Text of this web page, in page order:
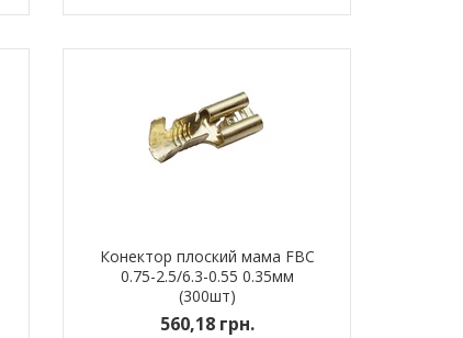
Конектор плоский мама FBC
0.75-2.5/6.3-0.55 0.35мм
(300шт)
560,18 грн.